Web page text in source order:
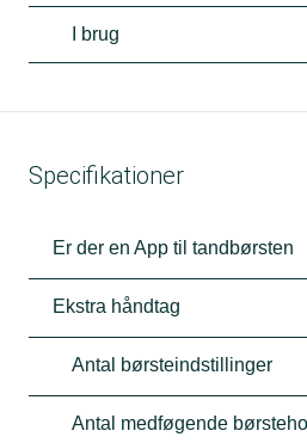
I brug
Specifikationer
Er der en App til tandbørsten
Ekstra håndtag
Antal børsteindstillinger
Antal medføgende